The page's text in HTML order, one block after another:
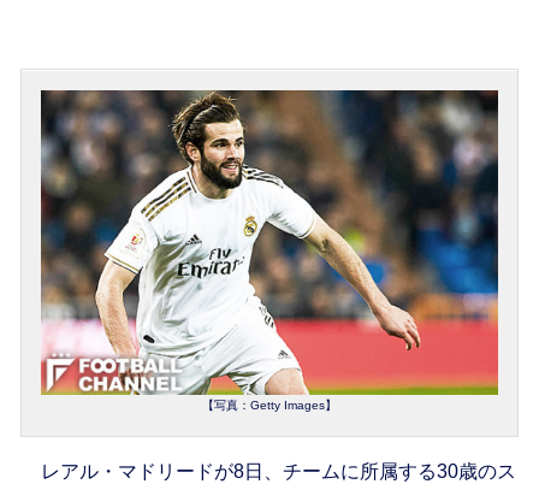
【写真：Getty Images】
レアル・マドリードが8日、チームに所属する30歳のス